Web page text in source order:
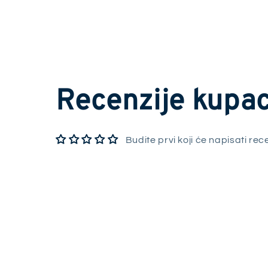
Recenzije
Budite prvi koji će napisati